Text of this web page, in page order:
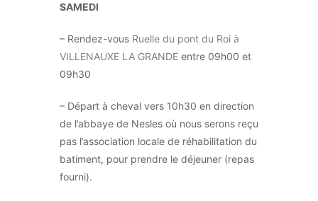
SAMEDI
– Rendez-vous Ruelle du pont du Roi à
VILLENAUXE LA GRANDE entre 09h00 et
09h30
– Départ à cheval vers 10h30 en direction
de l’abbaye de Nesles où nous serons reçu
pas l’association locale de réhabilitation du
batiment, pour prendre le déjeuner (repas
fourni).